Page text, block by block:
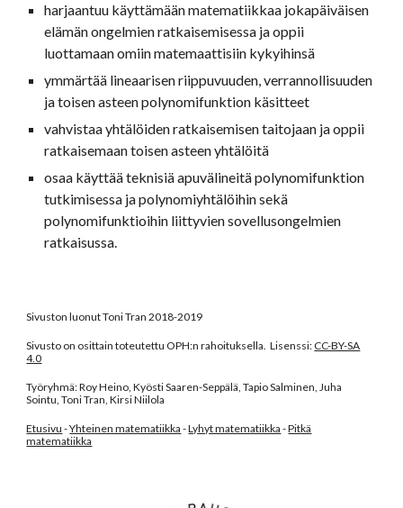
harjaantuu käyttämään matematiikkaa jokapäiväisen
elämän ongelmien ratkaisemisessa ja oppii
luottamaan omiin matemaattisiin kykyihinsä
ymmärtää lineaarisen riippuvuuden, verrannollisuuden
ja toisen asteen polynomifunktion käsitteet
vahvistaa yhtälöiden ratkaisemisen taitojaan ja oppii
ratkaisemaan toisen asteen yhtälöitä
osaa käyttää teknisiä apuvälineitä polynomifunktion
tutkimisessa ja polynomiyhtälöihin sekä
polynomifunktioihin liittyvien sovellusongelmien
ratkaisussa.
Sivuston luonut Toni Tran 2018-2019
Sivusto on osittain toteutettu OPH:n rahoituksella. Lisenssi: CC-BY-SA
4.0
Työryhmä: Roy Heino, Kyösti Saaren-Seppälä, Tapio Salminen, Juha
Sointu, Toni Tran, Kirsi Niilola
Etusivu -Yhteinen matematiikka -Lyhyt matematiikka -Pitkä
matematiikka